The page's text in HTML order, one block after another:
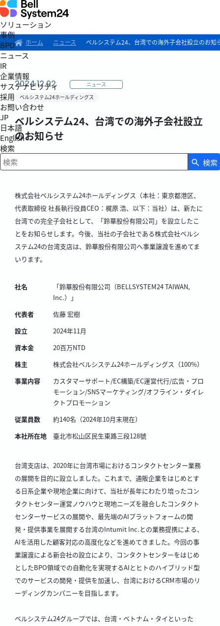
ソリューション
事例
BPO
ニュース
IR
企業情報
サステナビリティ
採用
お問い合わせ
JP
日本語
English
検索
検索キーワード入力
検索
ホーム ニュース ベルシステム24、台湾での海外子会社設立のお知
2024.12.02
ニュース
ベルシステム24ホールディングス
ベルシステム24、台湾での海外子会社設立
のお知らせ
株式会社ベルシステム24ホールディングス（本社：東京都港区、
代表取締役 社長執行役員CEO：梶原 浩、以下：当社）は、新たに
台湾での完全子会社として、「鈴華股份有限公司」を設立したこ
とをお知らせします。今後、当社の子会社である株式会社ベルシ
ステム24の台湾支店は、鈴華股份有限公司へ事業譲渡を進めてま
いります。
社名
「鈴華股份有限公司（BELLSYSTEM24 TAIWAN,
Inc.）」
代表者
佐藤 宏樹
設立
2024年11月
資本金
20百万NTD
株主
株式会社ベルシステム24ホールディングス（100%）
事業内容
カスタマーサポート/EC構築/EC運営代行/広告・プロ
モーション/SNSマーケティング/オフライン・ダイレ
クトプロモーション
従業員数
約140名（2024年10月末現在）
本社所在地
臺北市松山区民生東路三段128號
台湾支店は、2020年に台湾市場におけるコンタクトセンター業務
の展開を目的に設立しました。これまで、通販企業をはじめとす
る日系企業や現地企業に向けて、当社が長年にわたり培ったコン
タクトセンター運営ノウハウと現地ニーズを融合したコンタクト
センターサービスの展開や、最先端のAIプラットフォームの開
発・提供事業を展開する台湾のIntumit Inc.との業務提携による、
AIを活用した顧客対応の高度化などを進めてきました。今回の事
業譲渡による新会社の設立により、コンタクトセンターをはじめ
としたBPO領域での自動化を実現するAIとヒトのハイブリッド型
でのサービスの開発・提供を加速し、台湾におけるCRM市場のリ
ーディングカンパニーを目指します。
ベルシステム24グループでは、台湾・ベトナム・タイといった